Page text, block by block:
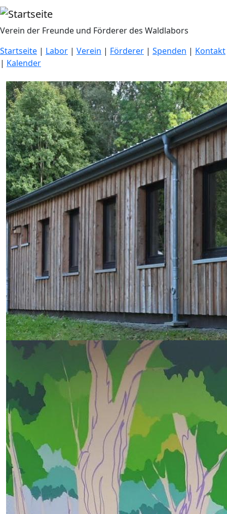
Direkt zum Inhalt
Verein der Freunde und Förderer des Waldlabors
Startseite | Labor | Verein | Förderer | Spenden | Kontakt
| Kalender